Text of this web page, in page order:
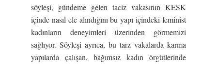
söyleşi, gündeme gelen taciz vakasının KESK
içinde nasıl ele alındığını bu yapı içindeki feminist
kadınların deneyimleri üzerinden görmemizi
sağlıyor. Söyleşi ayrıca, bu tarz vakalarda karma
yapılarda çalışan, bağımsız kadın örgütlerinde